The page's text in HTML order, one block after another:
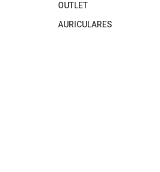
OUTLET
AURICULARES